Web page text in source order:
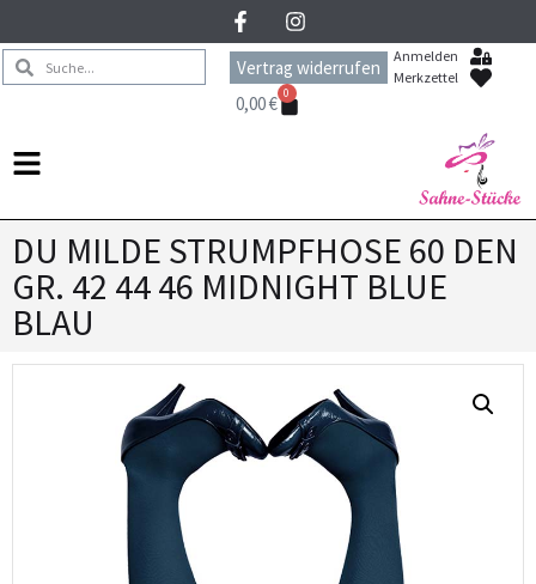
Vertrag widerrufen
Anmelden
Merkzettel
0,00€ 0
DU MILDE STRUMPFHOSE 60 DEN
GR. 42 44 46 MIDNIGHT BLUE
BLAU